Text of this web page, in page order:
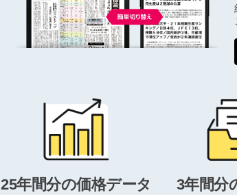
25年間分の価格データ 3年間分